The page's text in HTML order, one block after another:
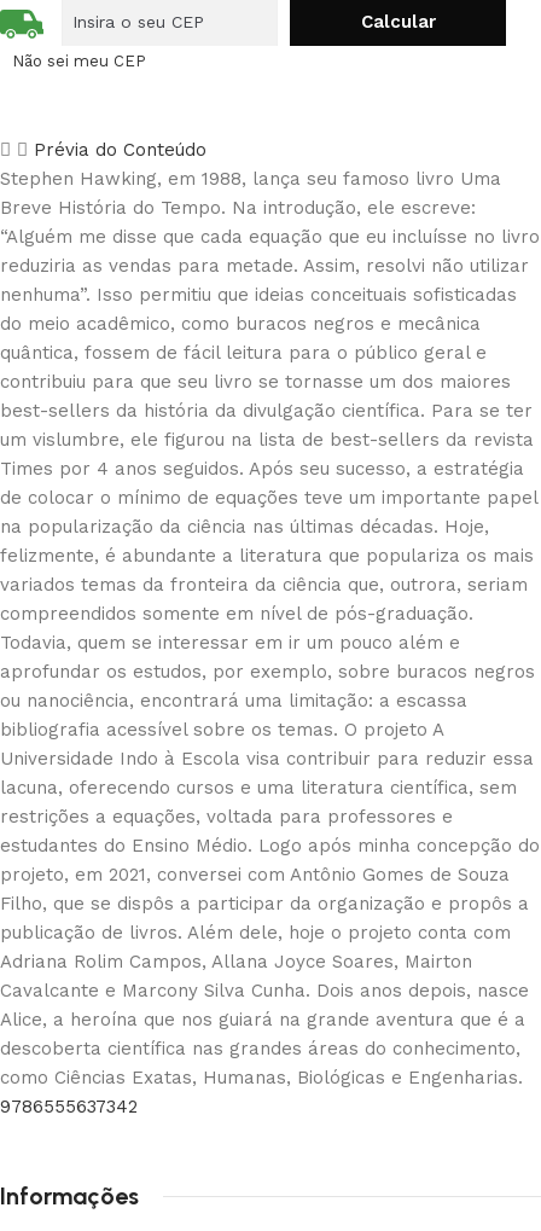
Não sei meu CEP
Prévia do Conteúdo
Stephen Hawking, em 1988, lança seu famoso livro Uma
Breve História do Tempo. Na introdução, ele escreve:
“Alguém me disse que cada equação que eu incluísse no livro
reduziria as vendas para metade. Assim, resolvi não utilizar
nenhuma”. Isso permitiu que ideias conceituais sofisticadas
do meio acadêmico, como buracos negros e mecânica
quântica, fossem de fácil leitura para o público geral e
contribuiu para que seu livro se tornasse um dos maiores
best-sellers da história da divulgação científica. Para se ter
um vislumbre, ele figurou na lista de best-sellers da revista
Times por 4 anos seguidos. Após seu sucesso, a estratégia
de colocar o mínimo de equações teve um importante papel
na popularização da ciência nas últimas décadas. Hoje,
felizmente, é abundante a literatura que populariza os mais
variados temas da fronteira da ciência que, outrora, seriam
compreendidos somente em nível de pós-graduação.
Todavia, quem se interessar em ir um pouco além e
aprofundar os estudos, por exemplo, sobre buracos negros
ou nanociência, encontrará uma limitação: a escassa
bibliografia acessível sobre os temas. O projeto A
Universidade Indo à Escola visa contribuir para reduzir essa
lacuna, oferecendo cursos e uma literatura científica, sem
restrições a equações, voltada para professores e
estudantes do Ensino Médio. Logo após minha concepção do
projeto, em 2021, conversei com Antônio Gomes de Souza
Filho, que se dispôs a participar da organização e propôs a
publicação de livros. Além dele, hoje o projeto conta com
Adriana Rolim Campos, Allana Joyce Soares, Mairton
Cavalcante e Marcony Silva Cunha. Dois anos depois, nasce
Alice, a heroína que nos guiará na grande aventura que é a
descoberta científica nas grandes áreas do conhecimento,
como Ciências Exatas, Humanas, Biológicas e Engenharias.
9786555637342
Informações